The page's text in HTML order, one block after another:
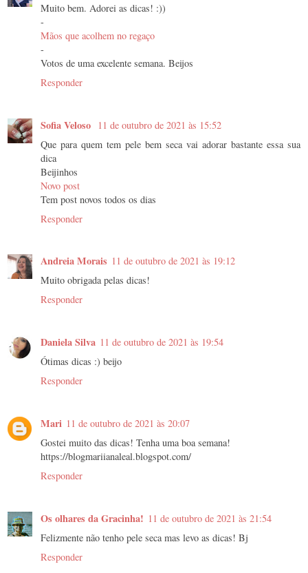
Muito bem. Adorei as dicas! :))
-
Mãos que acolhem no regaço
-
Votos de uma excelente semana. Beijos
Responder
Sofia Veloso
11 de outubro de 2021 às 15:52
Que para quem tem pele bem seca vai adorar bastante essa sua
dica
Beijinhos
Novo post
Tem post novos todos os dias
Responder
Andreia Morais 11 de outubro de 2021 às 19:12
Muito obrigada pelas dicas!
Responder
Daniela Silva 11 de outubro de 2021 às 19:54
Ótimas dicas :) beijo
Responder
Mari 11 de outubro de 2021 às 20:07
Gostei muito das dicas! Tenha uma boa semana!
https://blogmariianaleal.blogspot.com/
Responder
Os olhares da Gracinha! 11 de outubro de 2021 às 21:54
Felizmente não tenho pele seca mas levo as dicas! Bj
Responder